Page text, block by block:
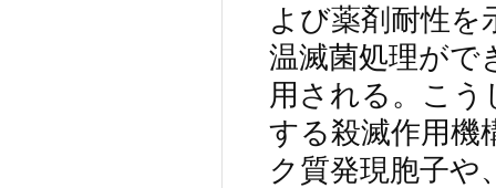
よび薬剤耐性を
温滅菌処理がで
用される。こう
する殺滅作用機
ク質発現胞子や